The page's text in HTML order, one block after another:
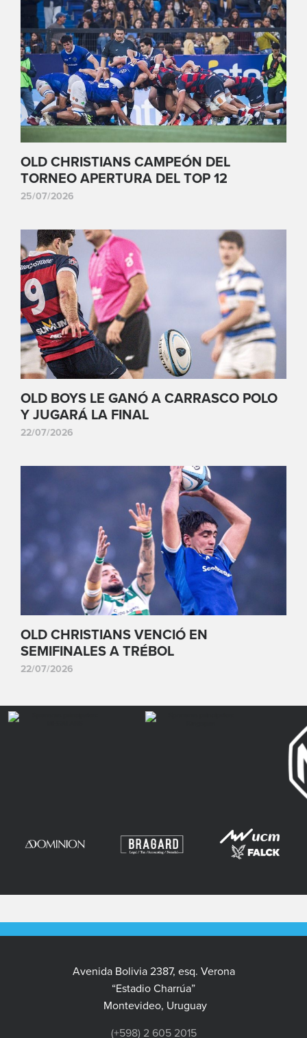
OLD CHRISTIANS CAMPEÓN DEL
TORNEO APERTURA DEL TOP 12
25/07/2026
OLD BOYS LE GANÓ A CARRASCO POLO
Y JUGARÁ LA FINAL
22/07/2026
OLD CHRISTIANS VENCIÓ EN
SEMIFINALES A TRÉBOL
22/07/2026
Avenida Bolivia 2387, esq. Verona
“Estadio Charrúa”
Montevideo, Uruguay
(+598) 2 605 2015